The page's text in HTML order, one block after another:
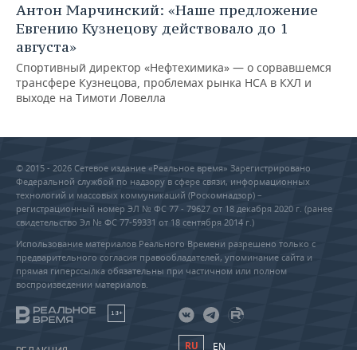
Антон Марчинский: «Наше предложение
Евгению Кузнецову действовало до 1
августа»
Спортивный директор «Нефтехимика» — о сорвавшемся
трансфере Кузнецова, проблемах рынка НСА в КХЛ и
выходе на Тимоти Ловелла
© 2015 - 2026 Сетевое издание «Реальное время» Зарегистрировано
Федеральной службой по надзору в сфере связи, информационных
технологий и массовых коммуникаций (Роскомнадзор) –
регистрационный номер ЭЛ № ФС 77 - 79627 от 18 декабря 2020 г. (ранее
свидетельство Эл № ФС 77-59331 от 18 сентября 2014 г.)
Использование материалов Реального Времени разрешено только с
предварительного согласия правообладателей, упоминание сайта и
прямая гиперссылка обязательны при частичном или полном
воспроизведении материалов.
18+
RU EN